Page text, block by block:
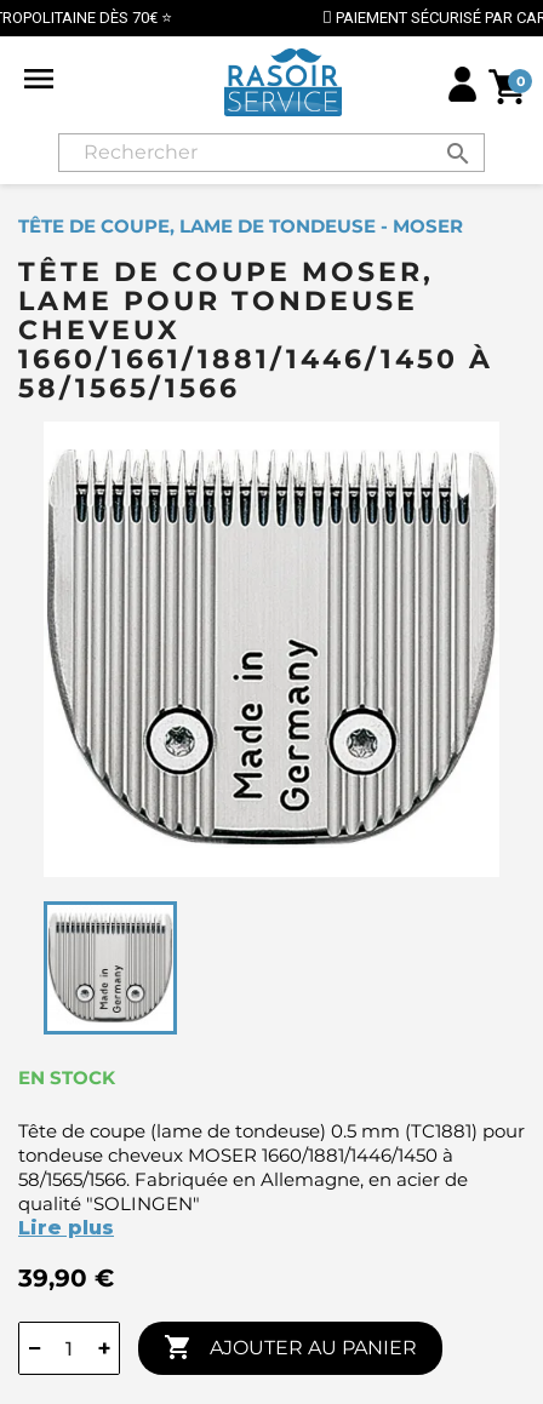
PAIEMENT SÉCURISÉ PAR CARTE BANCAIRE
 0
search
TÊTE DE COUPE, LAME DE TONDEUSE - MOSER
TÊTE DE COUPE MOSER,
LAME POUR TONDEUSE
CHEVEUX
1660/1661/1881/1446/1450 À
58/1565/1566
EN STOCK
Tête de coupe (lame de tondeuse) 0.5 mm (TC1881) pour
tondeuse cheveux MOSER 1660/1881/1446/1450 à
58/1565/1566. Fabriquée en Allemagne, en acier de
qualité "SOLINGEN"
Lire plus
39,90 €
− +  AJOUTER AU PANIER